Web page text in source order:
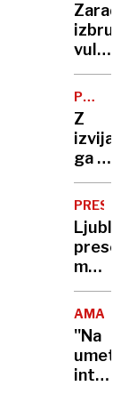
Zaradi
leti
in
pred
POSKUS
UBOJA
Z
ga je
le
blago
mejo
– ali
na
račun
''Na